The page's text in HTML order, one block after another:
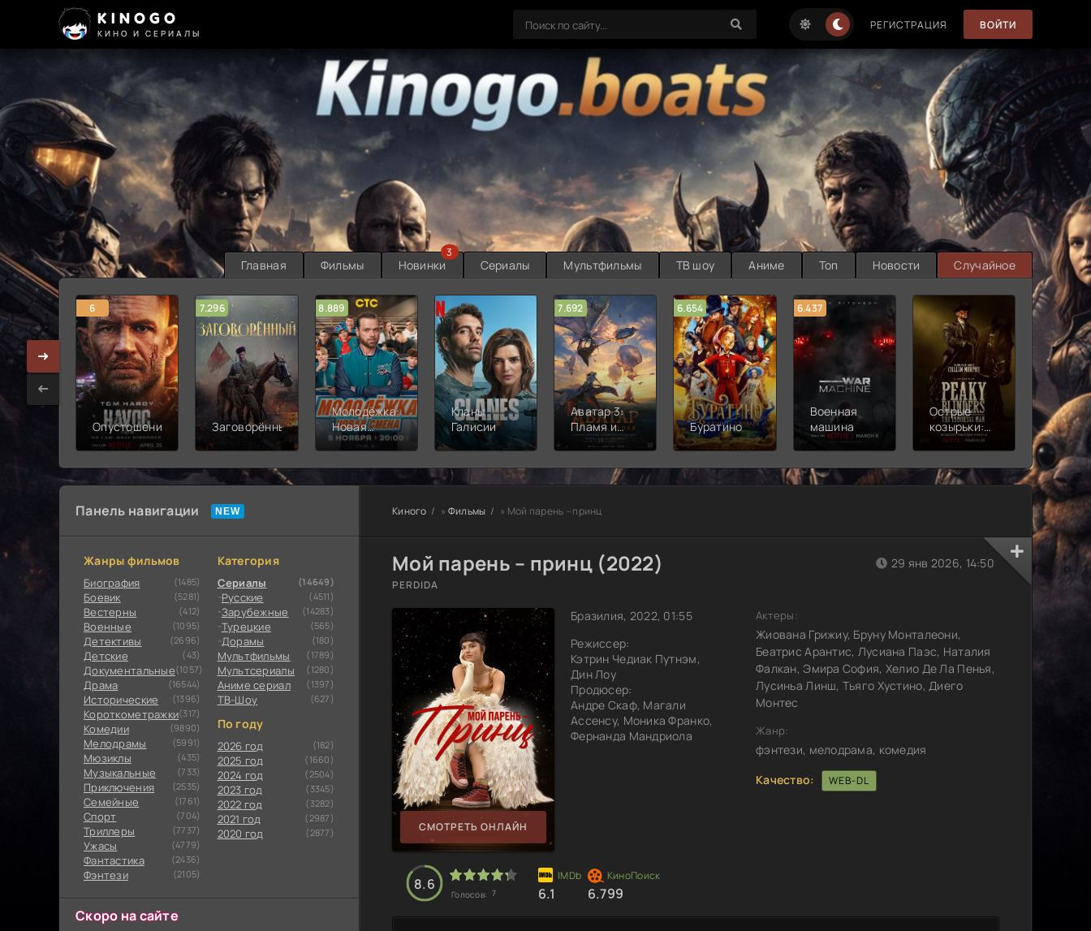
KINOGO
КИНО И СЕРИАЛЫ
РЕГИСТРАЦИЯ ВОЙТИ
Главная Фильмы Новинки
3
Сериалы Мультфильмы ТВ шоу Аниме Топ Новости Случайное
6
Опустошение
7.296
Заговорённый
8.889
Молодёжка:
Новая
смена
Кланы
Галисии
7.692
Аватар 3:
Пламя и
пепел
6.654
Буратино
6.437
Военная
машина
Острые
козырьки:
Бессмертный
7.187
2
Панель навигации
Жанры фильмов
Биография (1485)
Боевик (5281)
Вестерны (412)
Военные (1095)
Детективы (2696)
Детские (43)
Документальные(1057)
Драма (16544)
Исторические (1396)
Короткометражки(317)
Комедии (9890)
Мелодрамы (5991)
Мюзиклы (435)
Музыкальные (733)
Приключения (2535)
Семейные (1761)
Cпорт (704)
Триллеры (7737)
Ужасы (4779)
Фантастика (2436)
Фэнтези (2105)
Категория
Сериалы (14649)
Русские (4511)
Зарубежные (14283)
Турецкие (565)
Дорамы (180)
Мультфильмы (1789)
Мультсериалы (1280)
Аниме сериал (1397)
ТВ-Шоу (627)
По году
2026 год (182)
2025 год (1660)
2024 год (2504)
2023 год (3345)
2022 год (3282)
2021 год (2987)
2020 год (2877)
Скоро на сайте
Киного » Фильмы » Мой парень – принц
Мой парень – принц (2022)
PERDIDA
СМОТРЕТЬ ОНЛАЙН
Бразилия, 2022, 01:55
Режиссер:
Кэтрин Чедиак Путнэм,
Дин Лоу
Продюсер:
Андре Скаф, Магали
Ассенсу, Моника Франко,
Фернанда Мандриола
29 янв 2026, 14:50
Актеры:
Жиована Грижиу, Бруну Монталеони,
Беатрис Арантис, Лусиана Паэс, Наталия
Фалкан, Эмира София, Хелио Де Ла Пенья,
Лусиньа Линш, Тьяго Хустино, Диего
Монтес
Жанр:
фэнтези, мелодрама, комедия
Качество:
WEB-DL
8.6
Голосов: 7 6.1 6.799